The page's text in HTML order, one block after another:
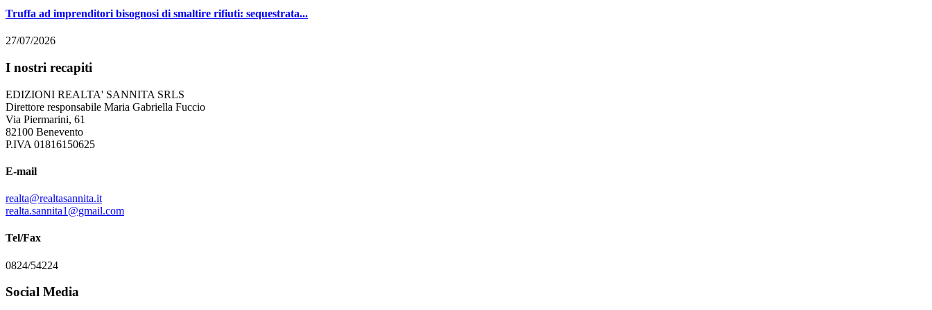
Truffa ad imprenditori bisognosi di smaltire rifiuti: sequestrata...
27/07/2026
I nostri recapiti
EDIZIONI REALTA' SANNITA SRLS
Direttore responsabile Maria Gabriella Fuccio
Via Piermarini, 61
82100 Benevento
P.IVA 01816150625
E-mail
realta@realtasannita.it
realta.sannita1@gmail.com
Tel/Fax
0824/54224
Social Media